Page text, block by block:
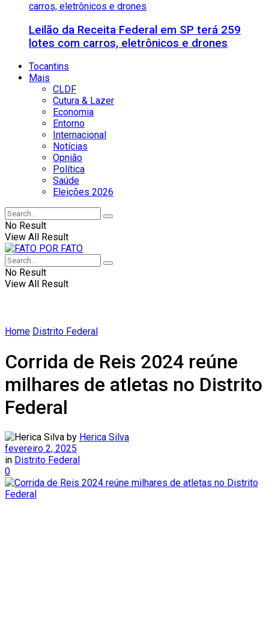
Leilão da Receita Federal em SP terá 259
lotes com carros, eletrônicos e drones
Tocantins
Mais
CLDF
Cutura & Lazer
Economia
Entorno
Internacional
Notícias
Opnião
Política
Saúde
Eleições 2026
No Result
View All Result
No Result
View All Result
Home Distrito Federal
Corrida de Reis 2024 reúne
milhares de atletas no Distrito
Federal
by Herica Silva
fevereiro 2, 2025
in Distrito Federal
0